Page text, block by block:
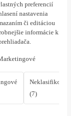
preferencií
nastavenia
či editáciou
informácie k
(7)